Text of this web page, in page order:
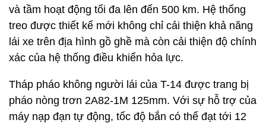
và tầm hoạt động tối đa lên đến 500 km. Hệ thống
treo được thiết kế mới không chỉ cải thiện khả năng
lái xe trên địa hình gồ ghề mà còn cải thiện độ chính
xác của hệ thống điều khiển hỏa lực.
Tháp pháo không người lái của T-14 được trang bị
pháo nòng trơn 2A82-1M 125mm. Với sự hỗ trợ của
máy nạp đạn tự động, tốc độ bắn có thể đạt tới 12